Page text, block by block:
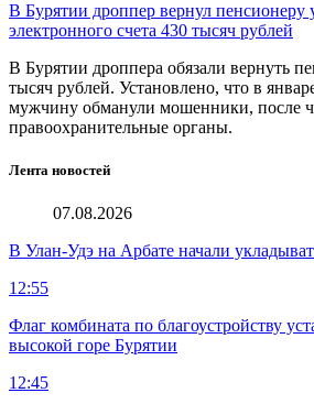
В Бурятии дроппер вернул пенсионеру
электронного счета 430 тысяч рублей
В Бурятии дроппера обязали вернуть
тысяч рублей. Установлено, что в
мужчину обманули мошенники, после
правоохранительные органы.
Лента новостей
07.08.2026
В Улан-Удэ на Арбате начали
12:55
Флаг комбината по благоустройству
высокой горе Бурятии
12:45